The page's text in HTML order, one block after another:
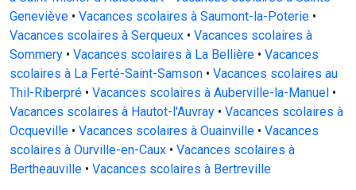
Geneviève • Vacances scolaires à Saumont-la-Poterie •
Vacances scolaires à Serqueux • Vacances scolaires à
Sommery • Vacances scolaires à La Bellière • Vacances
scolaires à La Ferté-Saint-Samson • Vacances scolaires au
Thil-Riberpré • Vacances scolaires à Auberville-la-Manuel •
Vacances scolaires à Hautot-l'Auvray • Vacances scolaires à
Ocqueville • Vacances scolaires à Ouainville • Vacances
scolaires à Ourville-en-Caux • Vacances scolaires à
Bertheauville • Vacances scolaires à Bertreville